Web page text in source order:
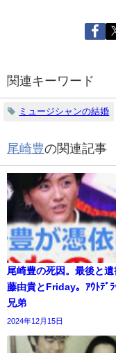
関連キーワード
ミュージシャンの結婚
尾崎豊の関連記事
尾崎豊の死因。最後と
藤由貴とFriday。ｱｳﾄﾃﾞﾗ
兄弟
2024年12月15日